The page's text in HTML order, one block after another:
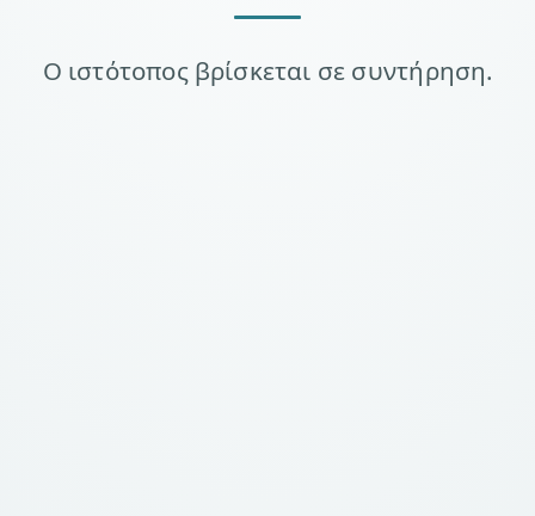
Ο ιστότοπος βρίσκεται σε συντήρηση.